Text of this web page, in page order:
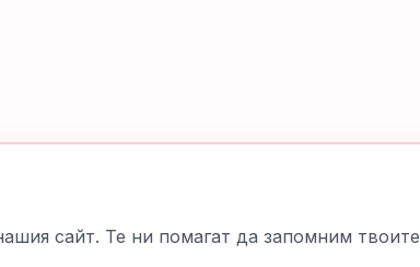
сайт. Те ни помагат да запомним твоите